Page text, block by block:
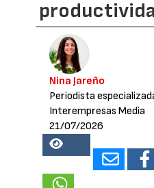
Nina Jareño
Periodista
Interempresas Media
21/07/2026
19839